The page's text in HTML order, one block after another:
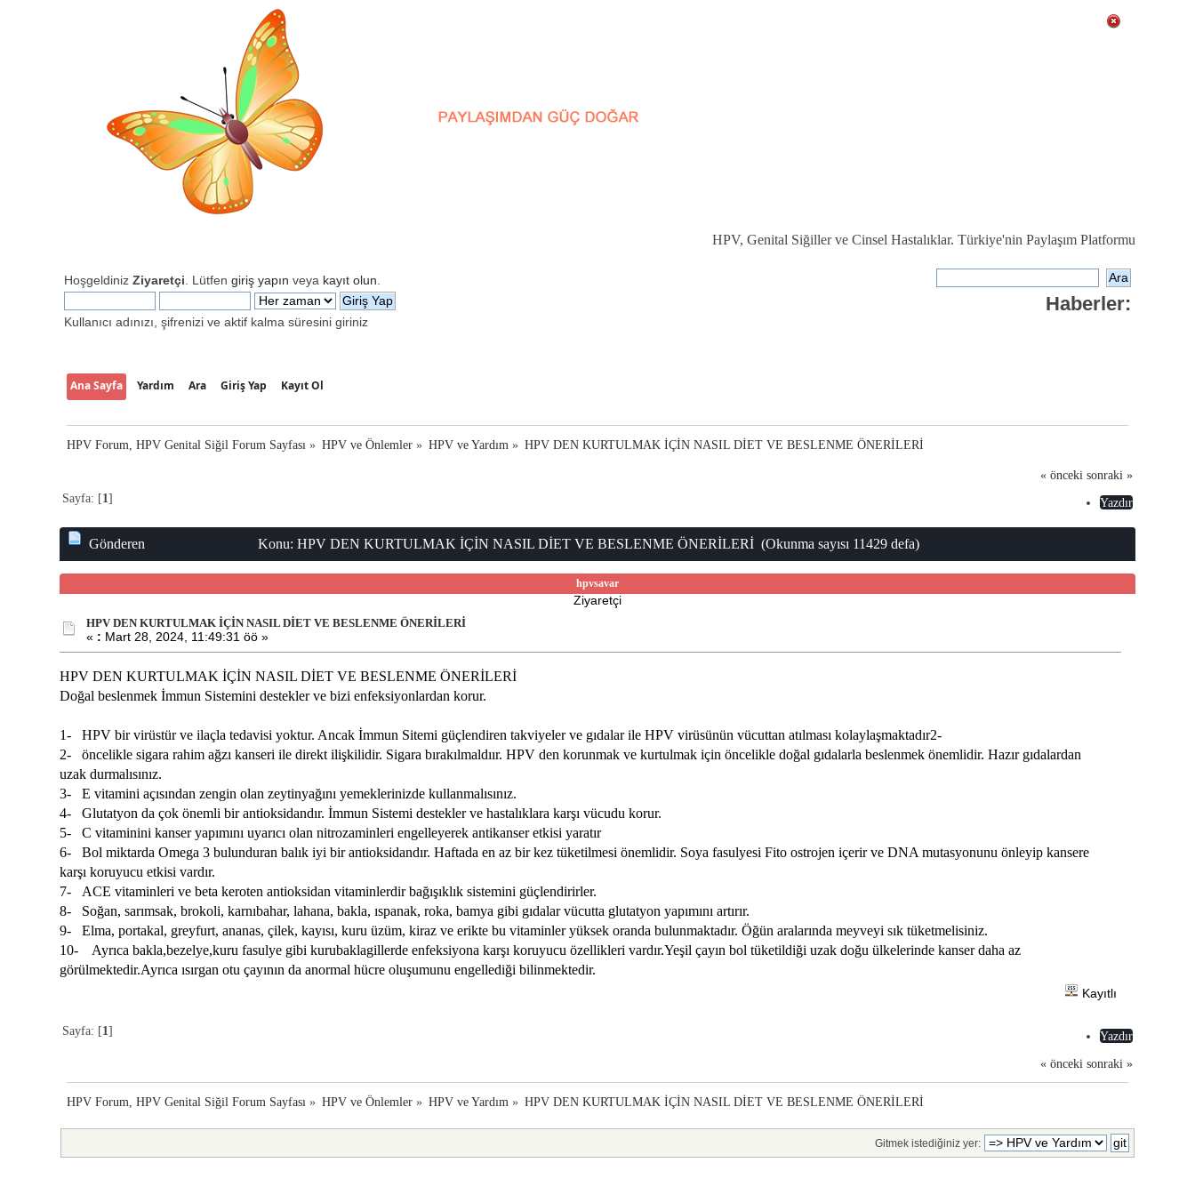
HPV, Genital Siğiller ve Cinsel Hastalıklar. Türkiye'nin Paylaşım Platformu
HoşgeldinizZiyaretçi . Lütfengiriş yapın veya kayıt olun
Kullanıcı adınızı, şifrenizi ve aktif kalma süresini giriniz
Haberler:
Ana Sayfa Yardım Ara Giriş Yap Kayıt Ol
HPV Forum, HPV Genital Siğil Forum Sayfası » HPV ve Önlemler » HPV ve Yardım » HPV DEN KURTULMAK İÇİN NASIL DİET VE BESLENME ÖNERİLERİ
« önceki sonraki »
Yazdır
Sayfa: [1]
Gönderen Konu: HPV DEN KURTULMAK İÇİN NASIL DİET VE BESLENME ÖNERİLERİ (Okunma sayısı 11429 defa)
hpvsavar
Ziyaretçi
HPV DEN KURTULMAK İÇİN NASIL DİET VE BESLENME ÖNERİLERİ
« : Mart 28, 2024, 11:49:31 öö »
HPV DEN KURTULMAK İÇİN NASIL DİET VE BESLENME ÖNERİLERİ
Doğal beslenmek İmmun Sistemini destekler ve bizi enfeksiyonlardan korur.
1- HPV bir virüstür ve ilaçla tedavisi yoktur. Ancak İmmun Sitemi güçlendiren takviyeler ve gıdalar ile HPV virüsünün vücuttan atılması kolaylaşmaktadır2-
2- öncelikle sigara rahim ağzı kanseri ile direkt ilişkilidir. Sigara bırakılmaldıır. HPV den korunmak ve kurtulmak için öncelikle doğal gıdalarla beslenmek önemlidir. Hazır gıdalardan
uzak durmalısınız.
3- E vitamini açısından zengin olan zeytinyağını yemeklerinizde kullanmalısınız.
4- Glutatyon da çok önemli bir antioksidandır. İmmun Sistemi destekler ve hastalıklara karşı vücudu korur.
5- C vitaminini kanser yapımını uyarıcı olan nitrozaminleri engelleyerek antikanser etkisi yaratır
6- Bol miktarda Omega 3 bulunduran balık iyi bir antioksidandır. Haftada en az bir kez tüketilmesi önemlidir. Soya fasulyesi Fito ostrojen içerir ve DNA mutasyonunu önleyip kansere
karşı koruyucu etkisi vardır.
7- ACE vitaminleri ve beta keroten antioksidan vitaminlerdir bağışıklık sistemini güçlendirirler.
8- Soğan, sarımsak, brokoli, karnıbahar, lahana, bakla, ıspanak, roka, bamya gibi gıdalar vücutta glutatyon yapımını artırır.
9- Elma, portakal, greyfurt, ananas, çilek, kayısı, kuru üzüm, kiraz ve erikte bu vitaminler yüksek oranda bulunmaktadır. Öğün aralarında meyveyi sık tüketmelisiniz.
10- Ayrıca bakla,bezelye,kuru fasulye gibi kurubaklagillerde enfeksiyona karşı koruyucu özellikleri vardır.Yeşil çayın bol tüketildiği uzak doğu ülkelerinde kanser daha az
görülmektedir.Ayrıca ısırgan otu çayının da anormal hücre oluşumunu engellediği bilinmektedir.
Kayıtlı
Yazdır
Sayfa: [1]
« önceki sonraki »
HPV Forum, HPV Genital Siğil Forum Sayfası » HPV ve Önlemler » HPV ve Yardım» HPV DEN KURTULMAK İÇİN NASIL DİET VE BESLENME ÖNERİLERİ
Gitmek istediğiniz yer: